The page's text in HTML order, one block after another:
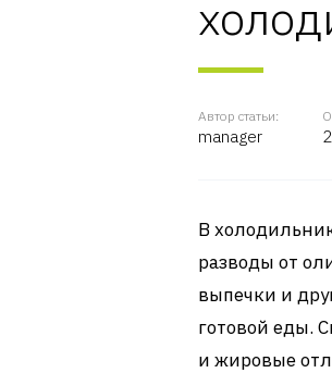
Автор статьи:
manager
В
разводы от
выпечки и
готовой еды.
и жировые